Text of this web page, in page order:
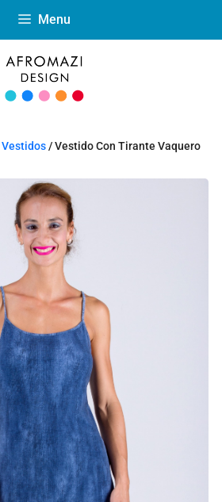
Menu
Vestidos/ Vestido Con Tirante Vaquero